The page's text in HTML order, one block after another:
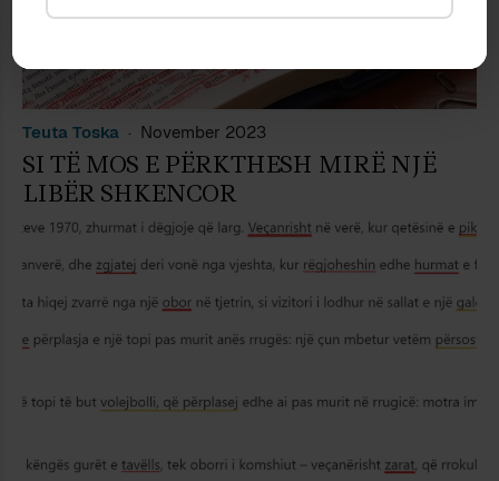
Teuta Toska November 2023
SI TË MOS E PËRKTHESH MIRË NJË
LIBËR SHKENCOR